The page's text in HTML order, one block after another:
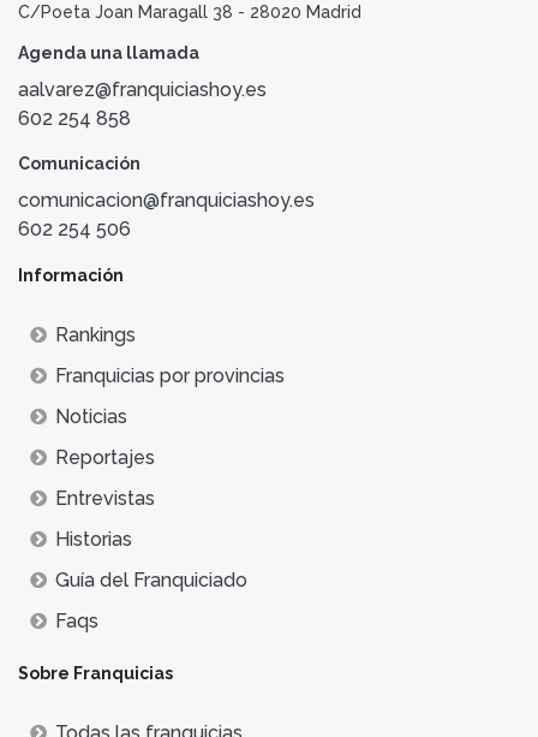
C/Poeta Joan Maragall 38 - 28020 Madrid
Agenda una llamada
aalvarez@franquiciashoy.es
602 254 858
Comunicación
comunicacion@franquiciashoy.es
602 254 506
Información
Rankings
Franquicias por provincias
Noticias
Reportajes
Entrevistas
Historias
Guía del Franquiciado
Faqs
Sobre Franquicias